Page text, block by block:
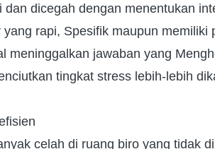
dicegah dengan menentukan
rapi, Spesifik maupun memiliki
meninggalkan jawaban yang
tingkat stress lebih-lebih
celah di ruang biro yang tidak